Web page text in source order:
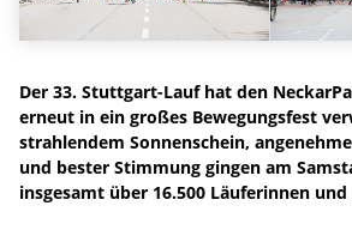
Der 33. Stuttgart-Lauf hat den
erneut in ein großes Bewegungsfest
strahlendem Sonnenschein,
und bester Stimmung gingen am
insgesamt über 16.500 Läuferinnen